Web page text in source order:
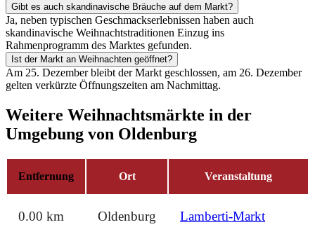
Gibt es auch skandinavische Bräuche auf dem Markt?
Ja, neben typischen Geschmackserlebnissen haben auch
skandinavische Weihnachtstraditionen Einzug ins
Rahmenprogramm des Marktes gefunden.
Ist der Markt an Weihnachten geöffnet?
Am 25. Dezember bleibt der Markt geschlossen, am 26. Dezember
gelten verkürzte Öffnungszeiten am Nachmittag.
Weitere Weihnachtsmärkte in der
Umgebung von Oldenburg
Entfernung Ort Veranstaltung
0.00 km Oldenburg
Lamberti-Markt